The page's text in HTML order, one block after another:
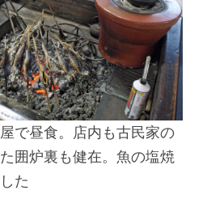
で昼食。店内も古民家の
囲炉裏も健在。魚の塩焼
た